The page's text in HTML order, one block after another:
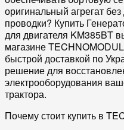
оригинальный агрегат
проводки? Купить
для двигателя KM385BT
магазине
быстрой доставкой по
решение для
электрооборудования
трактора.
Почему стоит купить в